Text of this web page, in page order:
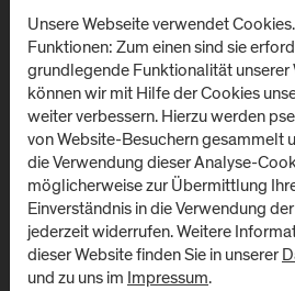
Position soll weiter geschärft und
mit Wirtschaft; Wissenschaft und
werden. Ziel ist es, die Rolle
Salzburg als innovativen IT- und
stärken, so Schneider abschließend.
Information
2 Bachelor | 5
Unsere Webseite verwendet
Funktionen: Zum einen sind sie
grundlegende Funktionalität unserer
können wir mit Hilfe der Cookies
weiter verbessern. Hierzu werden
von Website-Besuchern gesammelt
die Verwendung dieser Analyse-
möglicherweise zur Übermittlung
Einverständnis in die Verwendung
jederzeit widerrufen. Weitere
dieser Website finden Sie in unserer
und zu uns im Impressum.